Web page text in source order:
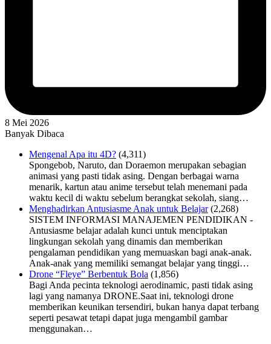
8 Mei 2026
Banyak Dibaca
Mengenal Apa itu 4D? (4,311)
Spongebob, Naruto, dan Doraemon merupakan sebagian
animasi yang pasti tidak asing. Dengan berbagai warna
menarik, kartun atau anime tersebut telah menemani pada
waktu kecil di waktu sebelum berangkat sekolah, siang…
Menghadirkan Antusiasme Anak untuk Belajar (2,268)
SISTEM INFORMASI MANAJEMEN PENDIDIKAN -
Antusiasme belajar adalah kunci untuk menciptakan
lingkungan sekolah yang dinamis dan memberikan
pengalaman pendidikan yang memuaskan bagi anak-anak.
Anak-anak yang memiliki semangat belajar yang tinggi…
Drone “Fleye” Berbentuk Bola (1,856)
Bagi Anda pecinta teknologi aerodinamic, pasti tidak asing
lagi yang namanya DRONE.Saat ini, teknologi drone
memberikan keunikan tersendiri, bukan hanya dapat terbang
seperti pesawat tetapi dapat juga mengambil gambar
menggunakan…